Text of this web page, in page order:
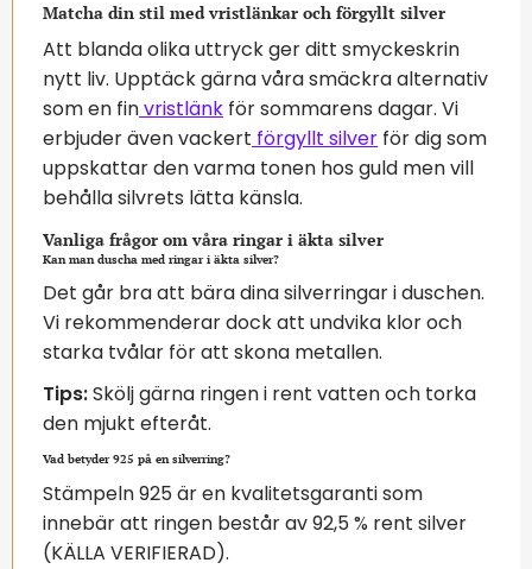
Matcha din stil med vristlänkar och förgyllt silver
Att blanda olika uttryck ger ditt smyckeskrin
nytt liv. Upptäck gärna våra smäckra alternativ
som en finvristlänk för sommarens dagar. Vi
erbjuder även vackert förgyllt silver för dig som
uppskattar den varma tonen hos guld men vill
behålla silvrets lätta känsla.
Vanliga frågor om våra ringar i äkta silver
Kan man duscha med ringar i äkta silver?
Det går bra att bära dina silverringar i duschen.
Vi rekommenderar dock att undvika klor och
starka tvålar för att skona metallen.
Tips:Skölj gärna ringen i rent vatten och torka
den mjukt efteråt.
Vad betyder 925 på en silverring?
Stämpeln 925 är en kvalitetsgaranti som
innebär att ringen består av 92,5 % rent silver
(KÄLLA VERIFIERAD).